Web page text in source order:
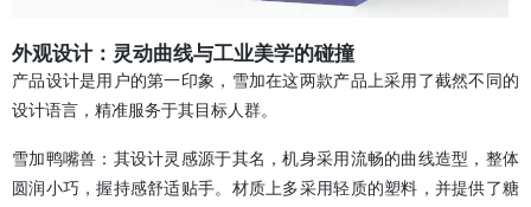
外观设计：灵动曲线与工业美学的碰撞
产品设计是用户的第一印象，雪加在这两款产品上采用了截然不同的
设计语言，精准服务于其目标人群。
雪加鸭嘴兽：其设计灵感源于其名，机身采用流畅的曲线造型，整体
圆润小巧，握持感舒适贴手。材质上多采用轻质的塑料，并提供了糖